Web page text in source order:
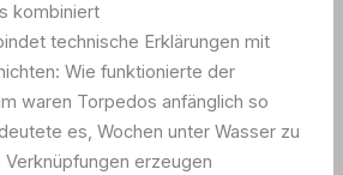
kombiniert
technische Erklärungen mit
Wie funktionierte der
waren Torpedos anfänglich so
es, Wochen unter Wasser zu
erzeugen